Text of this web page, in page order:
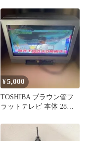
¥5,000
TOSHIBA ブラウン管フ
ラットテレビ 本体 28イ